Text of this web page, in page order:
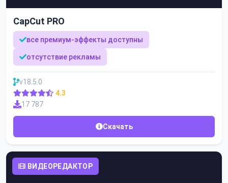
CapCut PRO
все премиум-эффекты доступны
отсутствие рекламы
v18.5.0
4.3
17 787
Скачать
ВИДЕОРЕДАКТОР